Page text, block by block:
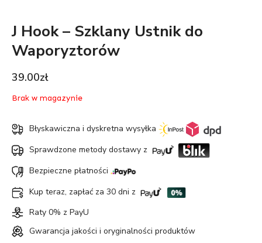
J Hook – Szklany Ustnik do
Waporyztorów
39.00zł
Brak w magazynie
Błyskawiczna i dyskretna wysyłka
Sprawdzone metody dostawy z
Bezpieczne płatności
Kup teraz, zapłać za 30 dni z
Raty 0% z PayU
Gwarancja jakości i oryginalności produktów